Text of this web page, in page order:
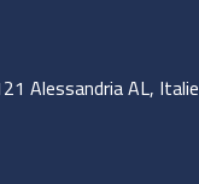
Alessandria AL, Italie